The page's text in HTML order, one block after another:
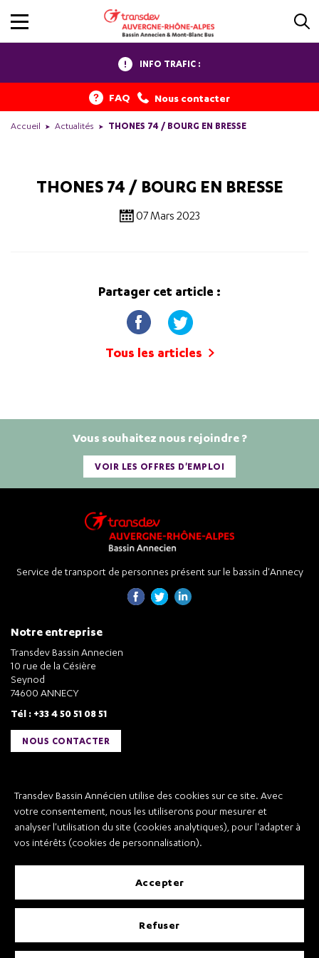
Transdev Bassin Annécien utilise des cookies sur ce site. Avec
votre consentement, nous les utiliserons pour mesurer et
analyser l'utilisation du site (cookies analytiques), pour l'adapter à
vos intérêts (cookies de personnalisation).
accepter
refuser
INFO TRAFIC :
FAQ Nous contacter
Accueil Actualités THONES 74 / BOURG EN BRESSE
THONES 74 / BOURG EN BRESSE
07 Mars 2023
Partager cet article :
Tous les articles
Vous souhaitez nous rejoindre ?
VOIR LES OFFRES D'EMPLOI
Service de transport de personnes présent sur le bassin d'Annecy
Notre entreprise
Transdev Bassin Annecien
10 rue de la Césière
Seynod
74600 ANNECY
Tél : +33 4 50 51 08 51
NOUS CONTACTER
Transdev Bassin Annécien
Recrutement
Conditions Générales de Vente et Transport
Conditions Générales d’Utilisation
Règlement